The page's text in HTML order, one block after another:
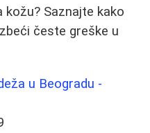
Saznajte kako
česte greške u
u Beogradu -